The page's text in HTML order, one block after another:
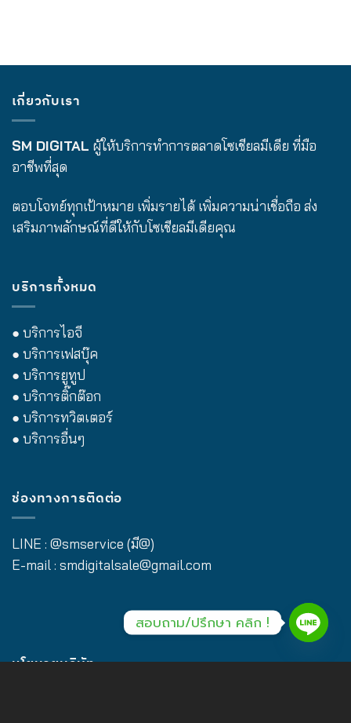
เกี่ยวกับเรา
SM DIGITAL ผู้ให้บริการทำการตลาดโซเชียลมีเดีย ที่มือ
อาชีพที่สุด
ตอบโจทย์ทุกเป้าหมาย เพิ่มรายได้ เพิ่มความน่าเชื่อถือ ส่ง
เสริมภาพลักษณ์ที่ดีให้กับโซเชียลมีเดียคุณ
บริการทั้งหมด
● บริการไอจี
● บริการเฟสบุ๊ค
● บริการยูทูป
● บริการติ๊กต๊อก
● บริการทวิตเตอร์
● บริการอื่นๆ
ช่องทางการติดต่อ
LINE : @smservice (มี@)
E-mail : smdigitalsale@gmail.com
นโยบายบริษัท
สอบถาม/ปรึกษา คลิก !